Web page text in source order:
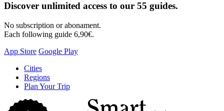
Discover unlimited access to our 55 guides.
No subscription or abonament.
Each following guide 6,90€.
App Store Google Play
Skip
content
Cities
Regions
Plan Your Trip